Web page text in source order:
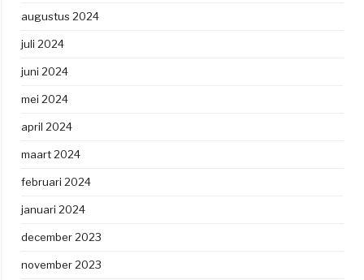
augustus 2024
juli 2024
juni 2024
mei 2024
april 2024
maart 2024
februari 2024
januari 2024
december 2023
november 2023